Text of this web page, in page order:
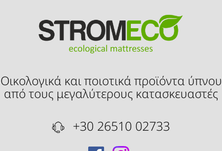
Οικολογικά και ποιοτικά προϊόντα ύπνου
από τους μεγαλύτερους κατασκευαστές
+30 26510 02733